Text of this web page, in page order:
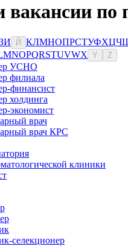
вакансии по
И Й КЛМНОПРСТУФХЦЧ
MNOPQRSTUVWX Y Z
УСНО
филиала
финансист
холдинга
экономист
врач
врач КРС
клиники
селекционер